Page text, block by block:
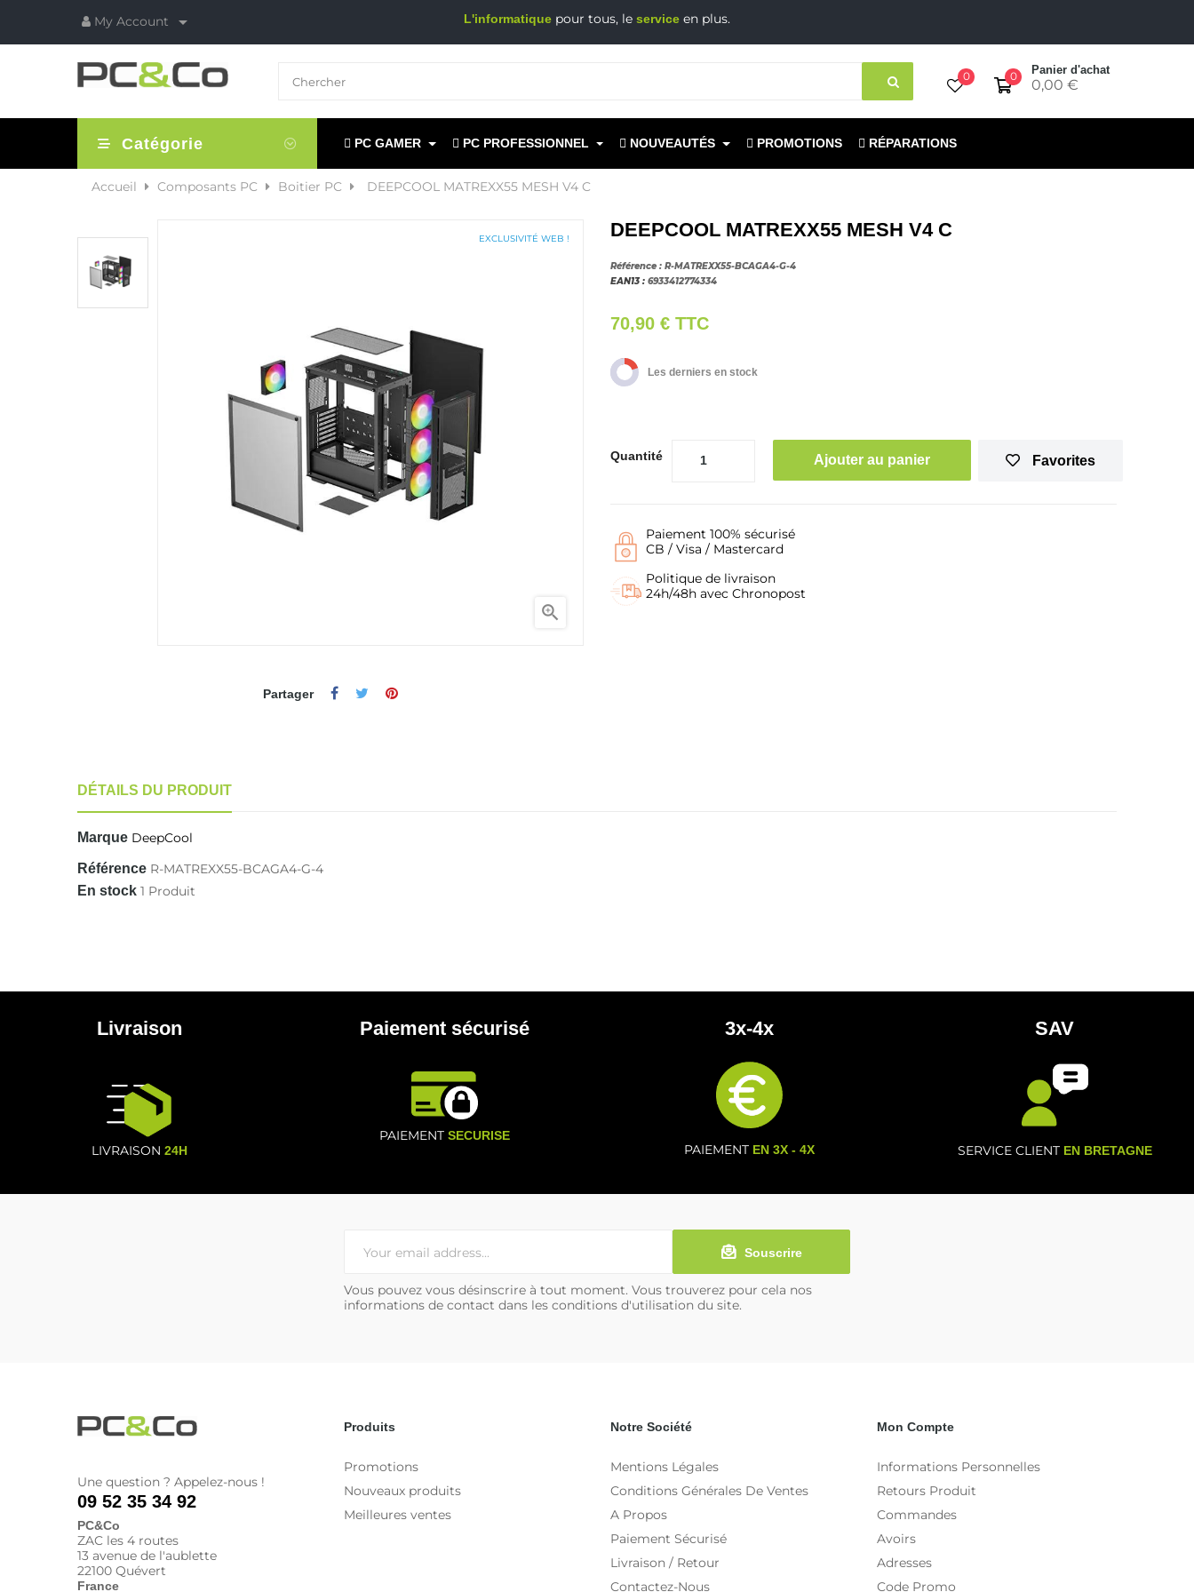
My Account  L'informatique pour tous, le service en plus.
0 Panier d'achat
0,00 €
0
Catégorie PC GAMER PC PROFESSIONNEL NOUVEAUTÉS PROMOTIONS RÉPARATIONS
Accueil Composants PC Boitier PC DEEPCOOL MATREXX55 MESH V4 C
EXCLUSIVITÉ WEB !

Partager
DEEPCOOL MATREXX55 MESH V4 C
Référence : R-MATREXX55-BCAGA4-G-4
EAN13 : 6933412774334
70,90 € TTC
Les derniers en stock
Quantité Ajouter au panier Favorites
Paiement 100% sécurisé
CB / Visa / Mastercard
Politique de livraison
24h/48h avec Chronopost
DÉTAILS DU PRODUIT
Marque DeepCool
Référence R-MATREXX55-BCAGA4-G-4
En stock 1 Produit
Livraison
LIVRAISON 24H
Paiement sécurisé
PAIEMENT SECURISE
3x-4x
PAIEMENT EN 3X - 4X
SAV
SERVICE CLIENT EN BRETAGNE
Souscrire
Vous pouvez vous désinscrire à tout moment. Vous trouverez pour cela nos
informations de contact dans les conditions d'utilisation du site.
Une question ? Appelez-nous !
09 52 35 34 92
PC&Co
ZAC les 4 routes
13 avenue de l'aublette
22100 Quévert
France
Produits
Promotions
Nouveaux produits
Meilleures ventes
Notre Société
Mentions Légales
Conditions Générales De Ventes
A Propos
Paiement Sécurisé
Livraison / Retour
Contactez-Nous
Mon Compte
Informations Personnelles
Retours Produit
Commandes
Avoirs
Adresses
Code Promo